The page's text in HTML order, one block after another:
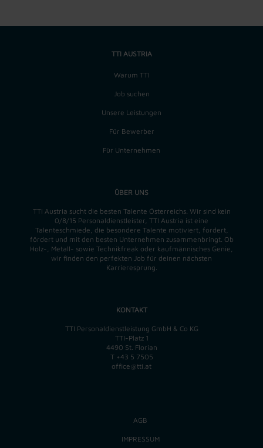
TTI AUSTRIA
Warum TTI
Job suchen
Unsere Leistungen
Für Bewerber
Für Unternehmen
ÜBER UNS
TTI Austria sucht die besten Talente Österreichs. Wir sind kein
0/8/15 Personaldienstleister, TTI Austria ist eine
Talenteschmiede, die besondere Talente motiviert, fordert,
fördert und mit den besten Unternehmen zusammenbringt. Ob
Holz-, Metall- sowie Technikfreak oder kaufmännisches Genie,
wir finden den perfekten Job für deinen nächsten
Karrieresprung.
KONTAKT
TTI Personaldienstleistung GmbH & Co KG
TTI-Platz 1
4490 St. Florian
T +43 5 7505
office@tti.at
AGB
IMPRESSUM